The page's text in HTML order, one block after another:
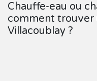
Chauffe-eau ou
comment trouver
Villacoublay ?